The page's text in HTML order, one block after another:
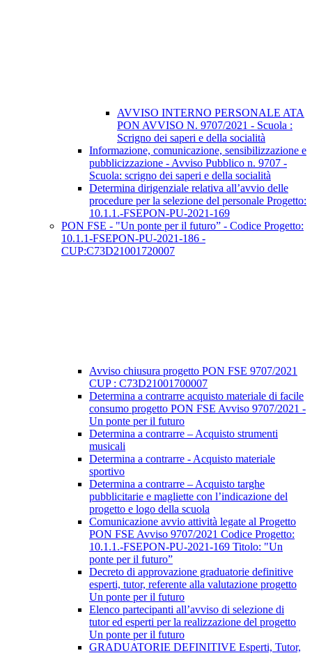
AVVISO INTERNO PERSONALE ATA
PON AVVISO N. 9707/2021 - Scuola :
Scrigno dei saperi e della socialità
Informazione, comunicazione, sensibilizzazione e
pubblicizzazione - Avviso Pubblico n. 9707 -
Scuola: scrigno dei saperi e della socialità
Determina dirigenziale relativa all’avvio delle
procedure per la selezione del personale Progetto:
10.1.1.-FSEPON-PU-2021-169
PON FSE - "Un ponte per il futuro” - Codice Progetto:
10.1.1-FSEPON-PU-2021-186 -
CUP:C73D21001720007
Avviso chiusura progetto PON FSE 9707/2021
CUP : C73D21001700007
Determina a contrarre acquisto materiale di facile
consumo progetto PON FSE Avviso 9707/2021 -
Un ponte per il futuro
Determina a contrarre – Acquisto strumenti
musicali
Determina a contrarre - Acquisto materiale
sportivo
Determina a contrarre – Acquisto targhe
pubblicitarie e magliette con l’indicazione del
progetto e logo della scuola
Comunicazione avvio attività legate al Progetto
PON FSE Avviso 9707/2021 Codice Progetto:
10.1.1.-FSEPON-PU-2021-169 Titolo: "Un
ponte per il futuro”
Decreto di approvazione graduatorie definitive
esperti, tutor, referente alla valutazione progetto
Un ponte per il futuro
Elenco partecipanti all’avviso di selezione di
tutor ed esperti per la realizzazione del progetto
Un ponte per il futuro
GRADUATORIE DEFINITIVE Esperti, Tutor,